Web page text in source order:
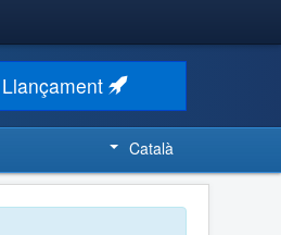
Llançament
Català